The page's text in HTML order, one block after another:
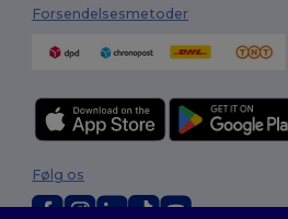
Forsendelsesmetoder
Følg os